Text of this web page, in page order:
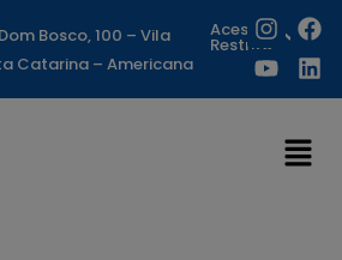
Bosco, 100 – Vila
Catarina – Americana
Acesso
Restrito